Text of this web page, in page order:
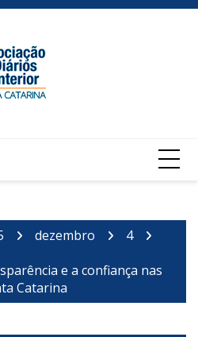
dezembro
4
e a confiança nas
Catarina